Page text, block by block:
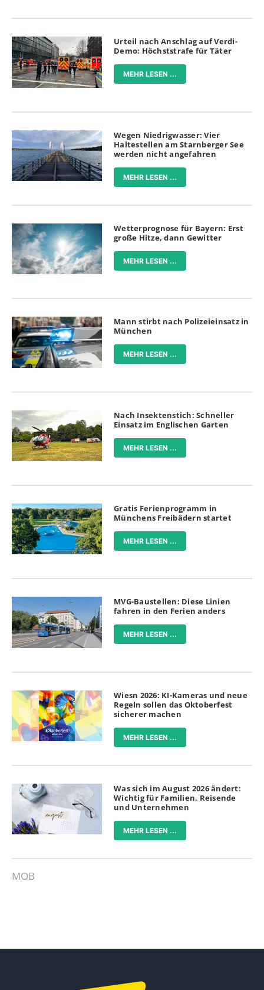
Urteil nach Anschlag auf Verdi-
Demo: Höchststrafe für Täter
MEHR LESEN ...
Wegen Niedrigwasser: Vier
Haltestellen am Starnberger See
werden nicht angefahren
MEHR LESEN ...
Wetterprognose für Bayern: Erst
große Hitze, dann Gewitter
MEHR LESEN ...
Mann stirbt nach Polizeieinsatz in
München
MEHR LESEN ...
Nach Insektenstich: Schneller
Einsatz im Englischen Garten
MEHR LESEN ...
Gratis Ferienprogramm in
Münchens Freibädern startet
MEHR LESEN ...
MVG-Baustellen: Diese Linien
fahren in den Ferien anders
MEHR LESEN ...
Wiesn 2026: KI-Kameras und neue
Regeln sollen das Oktoberfest
sicherer machen
MEHR LESEN ...
Was sich im August 2026 ändert:
Wichtig für Familien, Reisende
und Unternehmen
MEHR LESEN ...
MOB